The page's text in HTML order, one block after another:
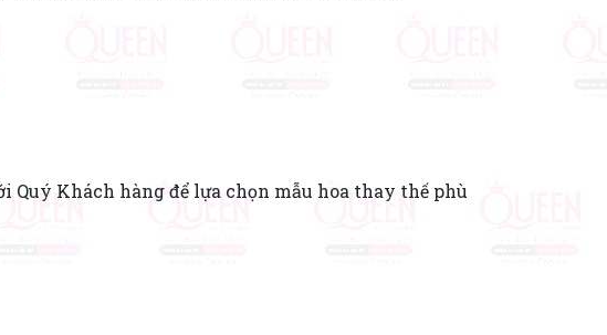
Khách hàng để lựa chọn mẫu hoa thay thế phù